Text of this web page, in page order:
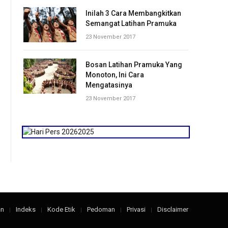
Inilah 3 Cara Membangkitkan
Semangat Latihan Pramuka
23 November 2017
Bosan Latihan Pramuka Yang
Monoton, Ini Cara
Mengatasinya
23 November 2017
Indeks Kode Etik Pedoman Privasi Disclaimer